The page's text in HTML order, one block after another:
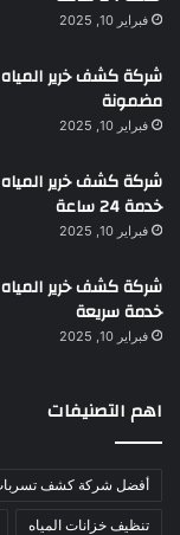
فبراير 10, 2025
مضمونة
فبراير 10, 2025
خدمة 24 ساعة
فبراير 10, 2025
خدمة سريعة
فبراير 10, 2025
اهم التصنيفات
أفضل شركة كشف
تنظيف خزانات المياه